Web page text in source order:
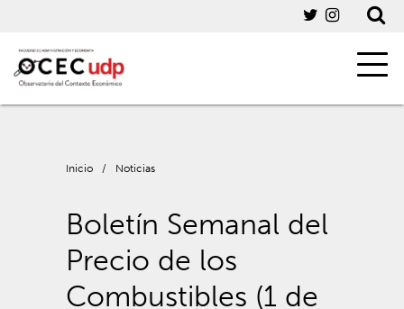
Inicio / Noticias
Boletín Semanal del
Precio de los
Combustibles (1 de